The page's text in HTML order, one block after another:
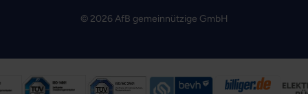
© 2026 AfB gemeinnützige GmbH